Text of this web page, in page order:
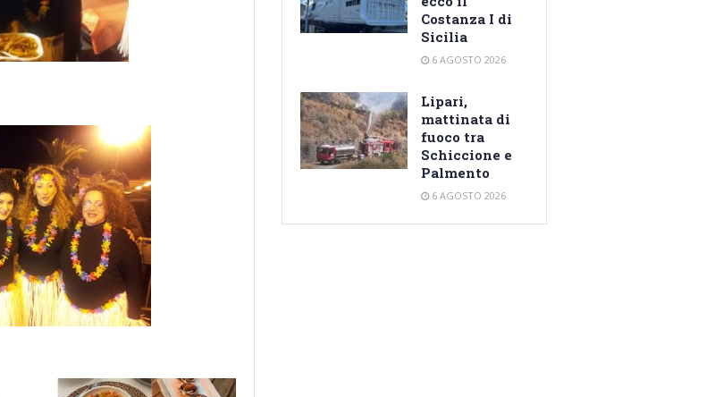
Costanza I di
Sicilia
6 AGOSTO 2026
Lipari,
mattinata di
fuoco tra
Schiccione e
Palmento
6 AGOSTO 2026